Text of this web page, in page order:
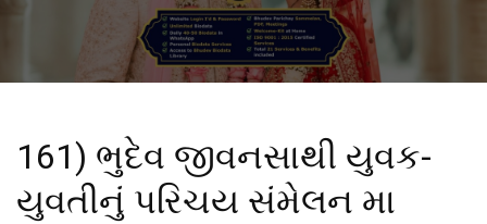
161) ભુદેવ જીવનસાથી યુવક-
યુવતીનું પરિચય સંમેલન મા